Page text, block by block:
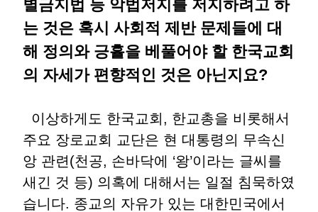
별금지법 등 악법저지를 저지하려고 하
는 것은 혹시 사회적 제반 문제들에 대
해 정의와 긍휼을 베풀어야 할 한국교회
의 자세가 편향적인 것은 아닌지요?
이상하게도 한국교회, 한교총을 비롯해서
주요 장로교회 교단은 현 대통령의 무속신
앙 관련(천공, 손바닥에 ‘왕’이라는 글씨를
새긴 것 등) 의혹에 대해서는 일절 침묵하였
습니다. 종교의 자유가 있는 대한민국에서